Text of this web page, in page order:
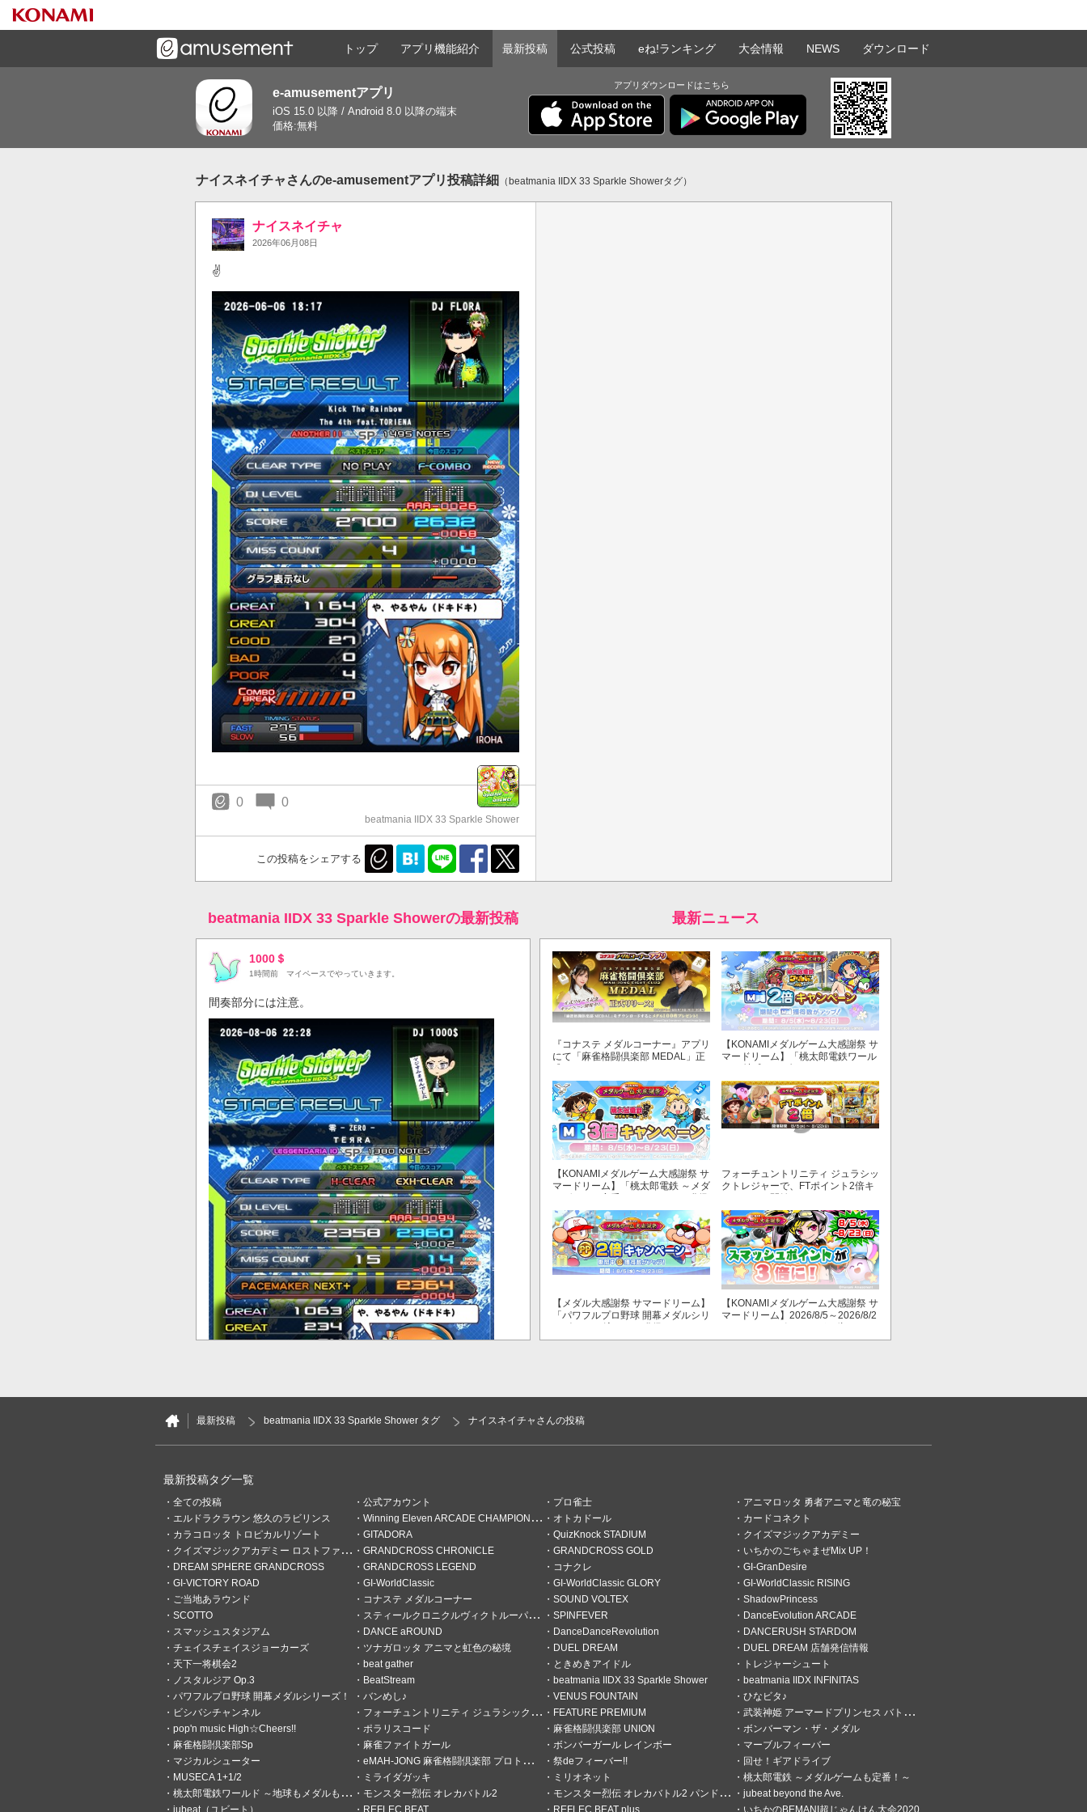
ゲームと連携したコミュニケーションアプリで
トップ アプリ機能紹介 最新投稿 公式投稿 eね!ランキング 大会情報 NEWS ダウンロード
e-amusementアプリ
iOS 15.0 以降 / Android 8.0 以降の端末
価格:無料
アプリダウンロードはこちら
ナイスネイチャさんのe-amusementアプリ投稿詳細 （beatmania IIDX 33 Sparkle Showerタグ）
ナイスネイチャ
2026年06月08日
✌️
0 0
beatmania IIDX 33 Sparkle Shower
この投稿をシェアする
beatmania IIDX 33 Sparkle Showerの最新投稿
1000＄
1時間前 マイペースでやっていきます。
間奏部分には注意。
0
頓瀬ハナ
1時間前 世界はイスファハーンの倍
最新ニュース
『コナステ メダルコーナー』アプリ
にて「麻雀格闘倶楽部 MEDAL」正
【KONAMIメダルゲーム大感謝祭 サ
マードリーム】「桃太郎電鉄ワール
～」でマイル獲得数が2倍！
【KONAMIメダルゲーム大感謝祭 サ
マードリーム】「桃太郎電鉄 ～メダ
数が3倍！
フォーチュントリニティ ジュラシッ
クトレジャーで、FTポイント2倍キ
【メダル大感謝祭 サマードリーム】
「パワフルプロ野球 開幕メダルシリ
が2倍！
【KONAMIメダルゲーム大感謝祭 サ
マードリーム】2026/8/5～2026/8/2
最新投稿 beatmania IIDX 33 Sparkle Shower タグ ナイスネイチャさんの投稿
最新投稿タグ一覧
全ての投稿 公式アカウント プロ雀士
アニマロッタ 勇者アニマと竜の秘宝
エルドラクラウン 悠久のラビリンス
Winning Eleven ARCADE CHAMPIONSHIP オトカドール
カードコネクト
カラコロッタ トロピカルリゾート
GITADORA QuizKnock STADIUM
クイズマジックアカデミー
クイズマジックアカデミー ロストファンタリウム
GRANDCROSS CHRONICLE GRANDCROSS GOLD
いちかのごちゃまぜMix UP！
DREAM SPHERE GRANDCROSS
GRANDCROSS LEGEND コナクレ
GI-GranDesire
GI-VICTORY ROAD
GI-WorldClassic GI-WorldClassic GLORY
GI-WorldClassic RISING
ご当地あラウンド
コナステ メダルコーナー SOUND VOLTEX
ShadowPrincess
SCOTTO
スティールクロニクルヴィクトルーパーズ SPINFEVER
DanceEvolution ARCADE
スマッシュスタジアム
DANCE aROUND DanceDanceRevolution
DANCERUSH STARDOM
チェイスチェイスジョーカーズ
ツナガロッタ アニマと虹色の秘境 DUEL DREAM
DUEL DREAM 店舗発信情報
天下一将棋会2
beat gather ときめきアイドル
トレジャーシュート
ノスタルジア Op.3
BeatStream beatmania IIDX 33 Sparkle Shower
beatmania IIDX INFINITAS
パワフルプロ野球 開幕メダルシリーズ！
バンめし♪ VENUS FOUNTAIN
ひなビタ♪
ビシバシチャンネル
フォーチュントリニティ ジュラシックトレジャー FEATURE PREMIUM
武装神姫 アーマードプリンセス バトルコンダクター
pop'n music High☆Cheers!!
ポラリスコード 麻雀格闘倶楽部 UNION
ボンバーマン・ザ・メダル
麻雀格闘倶楽部Sp
麻雀ファイトガール ボンバーガール レインボー
マーブルフィーバー
マジカルシューター
eMAH-JONG 麻雀格闘倶楽部 プロトーナメント 祭deフィーバー!!
回せ！ギアドライブ
MUSECA 1+1/2
ミライダガッキ ミリオネット
桃太郎電鉄 ～メダルゲームも定番！～
桃太郎電鉄ワールド ～地球もメダルもまわってる！～
モンスター烈伝 オレカバトル2 モンスター烈伝 オレカバトル2 パンドラのメダル
jubeat beyond the Ave.
jubeat（ユビート）
REFLEC BEAT REFLEC BEAT plus いちかのBEMANI超じゃんけん大会2020